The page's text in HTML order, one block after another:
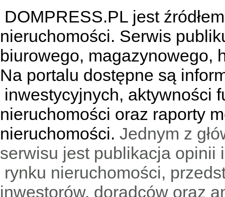
DOMPRESS.PL jest
nieruchomości. Serwis
biurowego, magazynowego,
Na portalu dostępne są
inwestycyjnych, aktywności
nieruchomości oraz raporty
nieruchomości. Jednym z
serwisu jest publikacja
rynku nieruchomości,
inwestorów, doradców oraz